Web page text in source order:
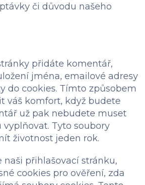
či důvodu našeho
přidáte komentář,
jména, emailové adresy
do cookies. Tímto způsobem
váš komfort, když budete
už pak nebudete muset
Tyto soubory
životnost jeden rok.
naši přihlašovací stránku,
cookies pro ověření, zda